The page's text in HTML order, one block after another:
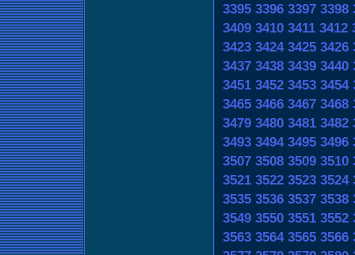
3395 3396 3397 3398
3409 3410 3411 3412
3423 3424 3425 3426
3437 3438 3439 3440
3451 3452 3453 3454
3465 3466 3467 3468
3479 3480 3481 3482
3493 3494 3495 3496
3507 3508 3509 3510
3521 3522 3523 3524
3535 3536 3537 3538
3549 3550 3551 3552
3563 3564 3565 3566